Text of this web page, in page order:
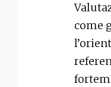
come